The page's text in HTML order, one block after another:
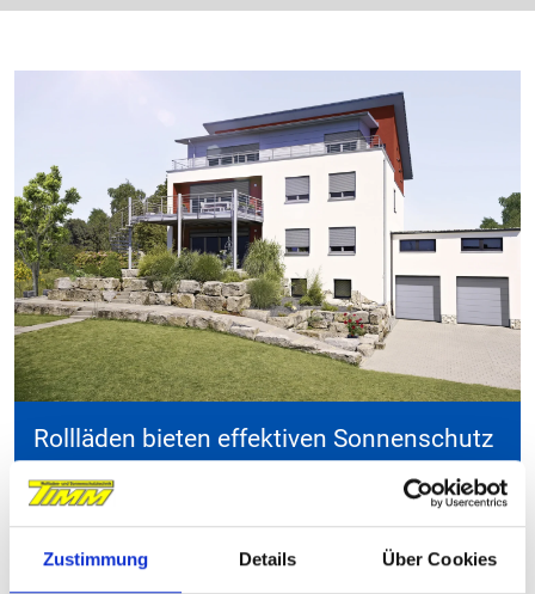
Zustimmung Details Über Cookies
Rollläden bieten effektiven Sonnenschutz
und sorgen für mehr Privatsphäre und ein
angenehmes Raumklima.